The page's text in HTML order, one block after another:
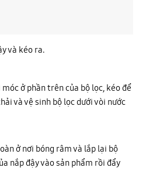
và kéo ra.
ở phần trên của bộ lọc, kéo để
và vệ sinh bộ lọc dưới vòi nước
ở nơi bóng râm và lắp lại bộ
nắp đậy vào sản phẩm rồi đẩy